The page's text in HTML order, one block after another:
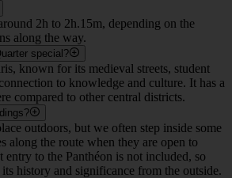
2h to 2h.15m, depending on the
along the way.
special?
known for its medieval streets, student
to knowledge and culture. It has a
compared to other central districts.
outdoors, but we often step inside some
along the route when they are open to
entry to the Panthéon is not included, so
history and significance from the outside.